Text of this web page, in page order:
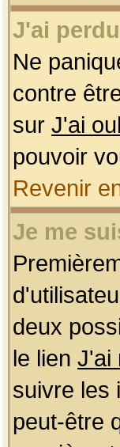
J'ai
Ne
contre
sur J'ai
pouvoir
Revenir
Je me
deux
le lien J'ai
suivre les
peut-être